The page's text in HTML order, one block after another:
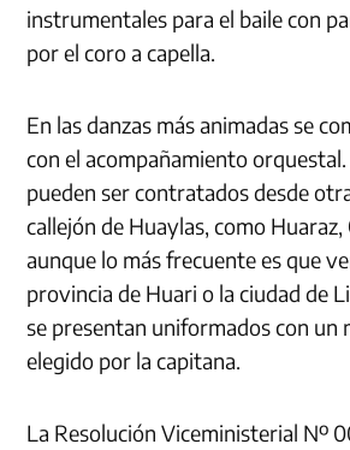
instrumentales para el baile con
por el coro a capella.
En las danzas más animadas se
con el acompañamiento
pueden ser contratados desde
callejón de Huaylas, como Huaraz,
aunque lo más frecuente es que
provincia de Huari o la ciudad de
se presentan uniformados con un
elegido por la capitana.
La Resolución Viceministerial Nº